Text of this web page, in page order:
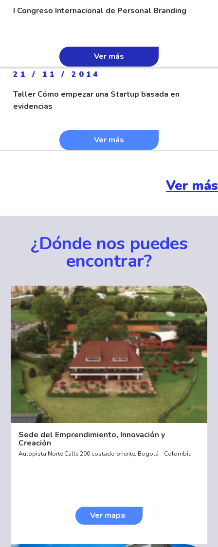
I Congreso Internacional de Personal Branding
Ver más
21 / 11 / 2014
Taller Cómo empezar una Startup basada en
evidencias
Ver más
Ver más
¿Dónde nos puedes
encontrar?
Sede del Emprendimiento, Innovación y
Creación
Autopista Norte Calle 200 costado oriente, Bogotá - Colombia
Ver mapa